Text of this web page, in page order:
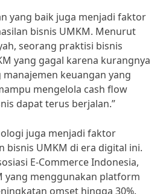
yang baik juga menjadi faktor
bisnis UMKM. Menurut
seorang praktisi bisnis
yang gagal karena kurangnya
keuangan yang
mengelola cash flow
dapat terus berjalan.”
juga menjadi faktor
bisnis UMKM di era digital ini.
E-Commerce Indonesia,
yang menggunakan platform
omset hingga 30%.